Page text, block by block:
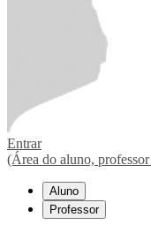
Entrar
(Área do aluno,
Aluno
Professor